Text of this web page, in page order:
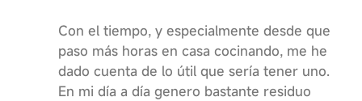
Con el tiempo, y especialmente desde que
paso más horas en casa cocinando, me he
dado cuenta de lo útil que sería tener uno.
En mi día a día genero bastante residuo